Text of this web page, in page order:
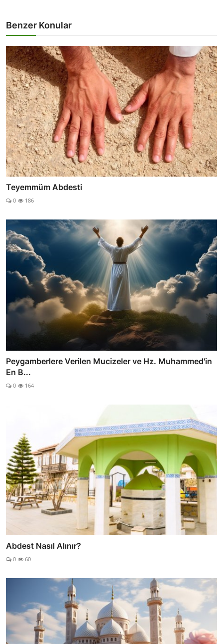
Benzer Konular
Teyemmüm Abdesti
0 186
Peygamberlere Verilen Mucizeler ve Hz. Muhammed'in
En B...
0 164
Abdest Nasıl Alınır?
0 60